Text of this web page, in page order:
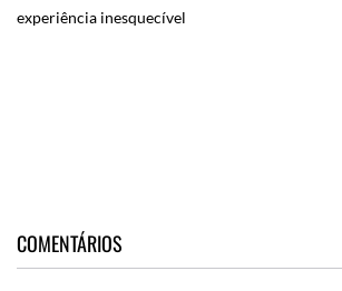
experiência inesquecível
COMENTÁRIOS